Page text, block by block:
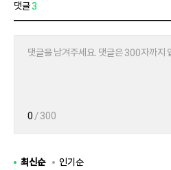
댓글3
0 / 300
최신순 인기순